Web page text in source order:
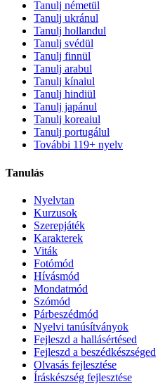
Tanulj németül
Tanulj ukránul
Tanulj hollandul
Tanulj svédül
Tanulj finnül
Tanulj arabul
Tanulj kínaiul
Tanulj hindiül
Tanulj japánul
Tanulj koreaiul
Tanulj portugálul
További 119+ nyelv
Tanulás
Nyelvtan
Kurzusok
Szerepjáték
Karakterek
Viták
Fotómód
Hívásmód
Mondatmód
Szómód
Párbeszédmód
Nyelvi tanúsítványok
Fejleszd a hallásértésed
Fejleszd a beszédkészséged
Olvasás fejlesztése
Íráskészség fejlesztése